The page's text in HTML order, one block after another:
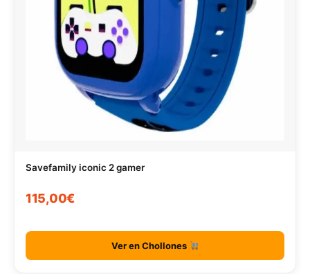
Savefamily iconic 2 gamer
115,00€
Ver en Chollones